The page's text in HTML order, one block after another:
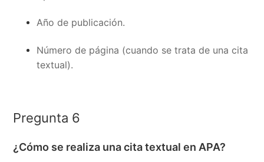
Año de publicación.
Número de página (cuando se trata de una cita
textual).
Pregunta 6
¿Cómo se realiza una cita textual en APA?